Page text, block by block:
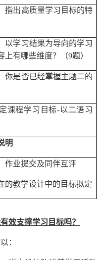
指出高质量学习目标的特
以学习结果为导向的学习
上有哪些维度？（9题）
你是否已经掌握主题二的
课程学习目标-以二语习
明
作业提交及同伴互评
的教学设计中的目标拟定
效支撑学习目标吗？
：